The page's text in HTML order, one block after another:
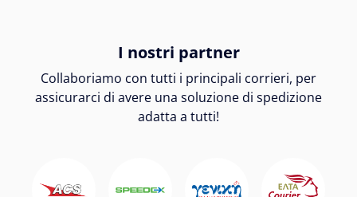
I nostri partner
Collaboriamo con tutti i principali corrieri, per
assicurarci di avere una soluzione di spedizione
adatta a tutti!